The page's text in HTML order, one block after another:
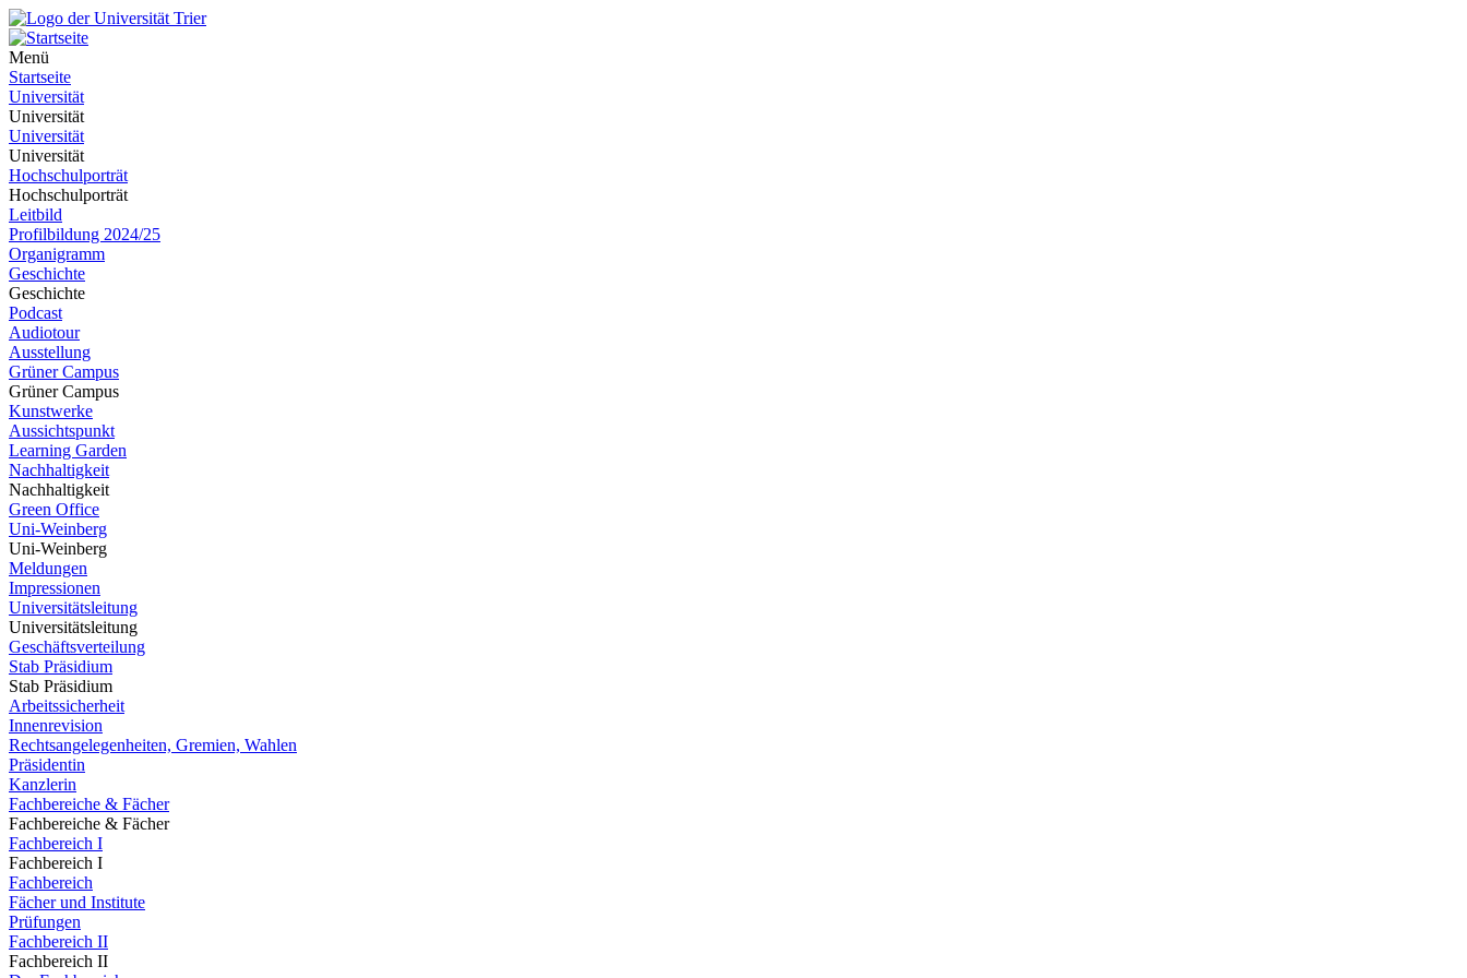
Menü
Startseite
Universität
Universität
Universität
Universität
Hochschulporträt
Hochschulporträt
Leitbild
Profilbildung 2024/25
Organigramm
Geschichte
Geschichte
Podcast
Audiotour
Ausstellung
Grüner Campus
Grüner Campus
Kunstwerke
Aussichtspunkt
Learning Garden
Nachhaltigkeit
Nachhaltigkeit
Green Office
Uni-Weinberg
Uni-Weinberg
Meldungen
Impressionen
Universitätsleitung
Universitätsleitung
Geschäftsverteilung
Stab Präsidium
Stab Präsidium
Arbeitssicherheit
Innenrevision
Rechtsangelegenheiten, Gremien, Wahlen
Präsidentin
Kanzlerin
Fachbereiche & Fächer
Fachbereiche & Fächer
Fachbereich I
Fachbereich I
Fachbereich
Fächer und Institute
Prüfungen
Fachbereich II
Fachbereich II